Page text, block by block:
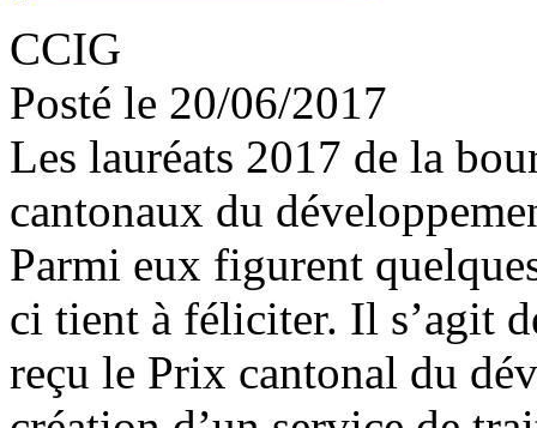
CCIG
Posté le 20/06/2017
Les lauréats 2017 de la
cantonaux du
Parmi eux figurent
ci tient à féliciter. Il s’agit
reçu le Prix cantonal du